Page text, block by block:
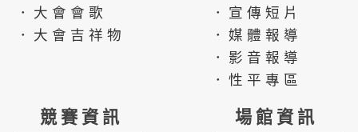
．大會會歌
．大會吉祥物
．宣傳短片
．媒體報導
．影音報導
．性平專區
競賽資訊 場館資訊